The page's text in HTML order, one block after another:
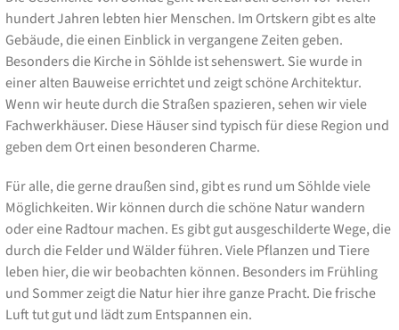
hundert Jahren lebten hier Menschen. Im Ortskern gibt es alte
Gebäude, die einen Einblick in vergangene Zeiten geben.
Besonders die Kirche in Söhlde ist sehenswert. Sie wurde in
einer alten Bauweise errichtet und zeigt schöne Architektur.
Wenn wir heute durch die Straßen spazieren, sehen wir viele
Fachwerkhäuser. Diese Häuser sind typisch für diese Region und
geben dem Ort einen besonderen Charme.
Für alle, die gerne draußen sind, gibt es rund um Söhlde viele
Möglichkeiten. Wir können durch die schöne Natur wandern
oder eine Radtour machen. Es gibt gut ausgeschilderte Wege, die
durch die Felder und Wälder führen. Viele Pflanzen und Tiere
leben hier, die wir beobachten können. Besonders im Frühling
und Sommer zeigt die Natur hier ihre ganze Pracht. Die frische
Luft tut gut und lädt zum Entspannen ein.